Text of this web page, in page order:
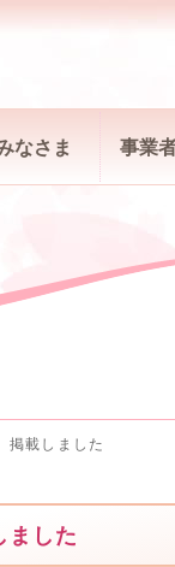
なさま 事業
載しました
した